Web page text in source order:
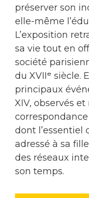
préserver son
elle-même
L’exposition
sa vie tout en
société
du XVIIᵉ siècle.
principaux
XIV, observés
dont l’essentiel
adressé à sa
des réseaux
son temps.